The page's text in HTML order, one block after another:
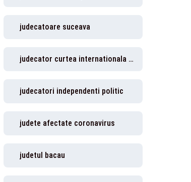
judecatoare suceava
judecator curtea internationala de justitie
judecatori independenti politic
judete afectate coronavirus
judetul bacau